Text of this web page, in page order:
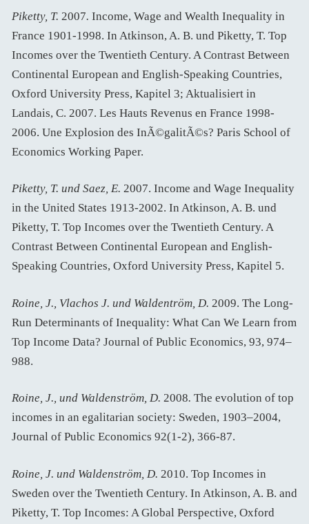
Piketty, T. 2007. Income, Wage and Wealth Inequality in
France 1901-1998. In Atkinson, A. B. und Piketty, T. Top
Incomes over the Twentieth Century. A Contrast Between
Continental European and English-Speaking Countries,
Oxford University Press, Kapitel 3; Aktualisiert in
Landais, C. 2007. Les Hauts Revenus en France 1998-
2006. Une Explosion des InÃ©galitÃ©s? Paris School of
Economics Working Paper.
Piketty, T. und Saez, E. 2007. Income and Wage Inequality
in the United States 1913-2002. In Atkinson, A. B. und
Piketty, T. Top Incomes over the Twentieth Century. A
Contrast Between Continental European and English-
Speaking Countries, Oxford University Press, Kapitel 5.
Roine, J., Vlachos J. und Waldentröm, D. 2009. The Long-
Run Determinants of Inequality: What Can We Learn from
Top Income Data? Journal of Public Economics, 93, 974–
988.
Roine, J., und Waldenström, D. 2008. The evolution of top
incomes in an egalitarian society: Sweden, 1903–2004,
Journal of Public Economics 92(1-2), 366-87.
Roine, J. und Waldenström, D. 2010. Top Incomes in
Sweden over the Twentieth Century. In Atkinson, A. B. and
Piketty, T. Top Incomes: A Global Perspective, Oxford